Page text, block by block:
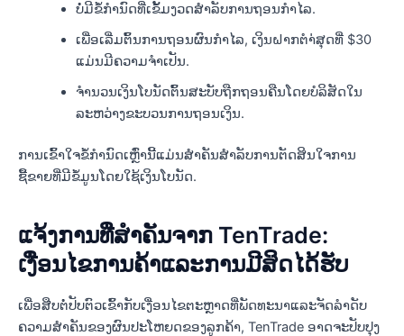
ບໍ່ມີຂໍ້ກໍານົດທີ່ເຂັ້ມງວດສໍາລັບການຖອນກໍາໄລ.
ເພື່ອເລີ່ມຕົ້ນການຖອນຜົນກໍາໄລ, ເງິນຝາກຕໍາ່ສຸດທີ່ $30
ແມ່ນມີຄວາມຈໍາເປັນ.
ຈໍານວນເງິນໂບນັດຕົ້ນສະບັບຖືກຖອນຄືນໂດຍບໍລິສັດໃນ
ລະຫວ່າງຂະບວນການຖອນເງິນ.
ການເຂົ້າໃຈຂໍ້ກໍານົດເຫຼົ່ານີ້ແມ່ນສໍາຄັນສໍາລັບການຕັດສິນໃຈການ
ຊື້ຂາຍທີ່ມີຂໍ້ມູນໂດຍໃຊ້ເງິນໂບນັດ.
ແຈ້ງການທີ່ສໍາຄັນຈາກ TenTrade:
ເງື່ອນໄຂການຄ້າແລະການມີສິດໄດ້ຮັບ
ເພື່ອສືບຕໍ່ປັບຕົວເຂົ້າກັບເງື່ອນໄຂຕະຫຼາດທີ່ພັດທະນາແລະຈັດລໍາດັບ
ຄວາມສໍາຄັນຂອງຜົນປະໂຫຍດຂອງລູກຄ້າ, TenTrade ອາດຈະປັບປຸງ